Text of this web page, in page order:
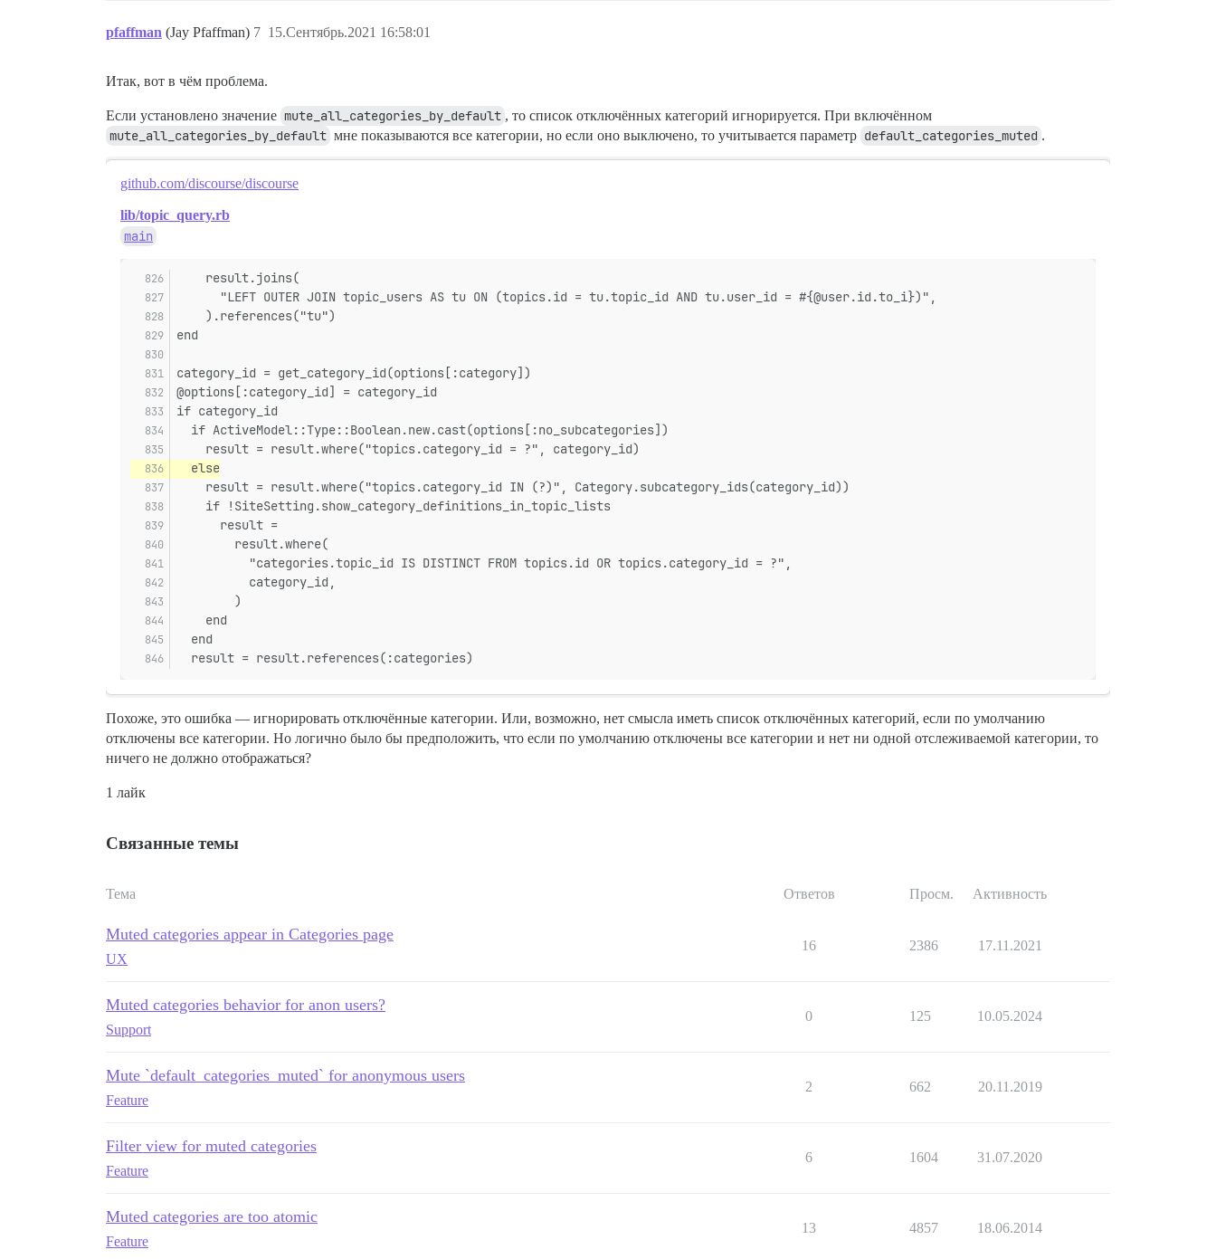
pfaffman (Jay Pfaffman) 15.Сентябрь.2021 16:58:01
7
Итак, вот в чём проблема.
Если установлено значение mute_all_categories_by_default , то список отключённых категорий игнорируется. При включённом
mute_all_categories_by_default мне показываются все категории, но если оно выключено, то учитывается параметр default_categories_muted .
github.com/discourse/discourse
lib/topic_query.rb
main
    result.joins(
      "LEFT OUTER JOIN topic_users AS tu ON (topics.id = tu.topic_id AND tu.user_id = #{@user.id.to_i})",
    ).references("tu")
end
category_id = get_category_id(options[:category])
@options[:category_id] = category_id
if category_id
  if ActiveModel::Type::Boolean.new.cast(options[:no_subcategories])
    result = result.where("topics.category_id = ?", category_id)
  else
    result = result.where("topics.category_id IN (?)", Category.subcategory_ids(category_id))
    if !SiteSetting.show_category_definitions_in_topic_lists
      result =
        result.where(
          "categories.topic_id IS DISTINCT FROM topics.id OR topics.category_id = ?",
          category_id,
        )
    end
  end
  result = result.references(:categories)
Похоже, это ошибка — игнорировать отключённые категории. Или, возможно, нет смысла иметь список отключённых категорий, если по умолчанию
отключены все категории. Но логично было бы предположить, что если по умолчанию отключены все категории и нет ни одной отслеживаемой категории, то
ничего не должно отображаться?
1 лайк
Связанные темы
Тема Ответов Просм. Активность
Muted categories appear in Categories page
UX
16 2386 17.11.2021
Muted categories behavior for anon users?
Support
0 125 10.05.2024
Mute `default_categories_muted` for anonymous users
Feature
2 662 20.11.2019
Filter view for muted categories
Feature
6 1604 31.07.2020
Muted categories are too atomic
Feature
13 4857 18.06.2014